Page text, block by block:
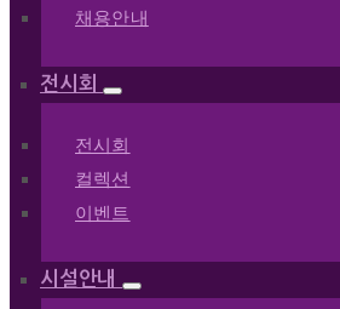
채용안내
전시회
전시회
컬렉션
이벤트
시설안내